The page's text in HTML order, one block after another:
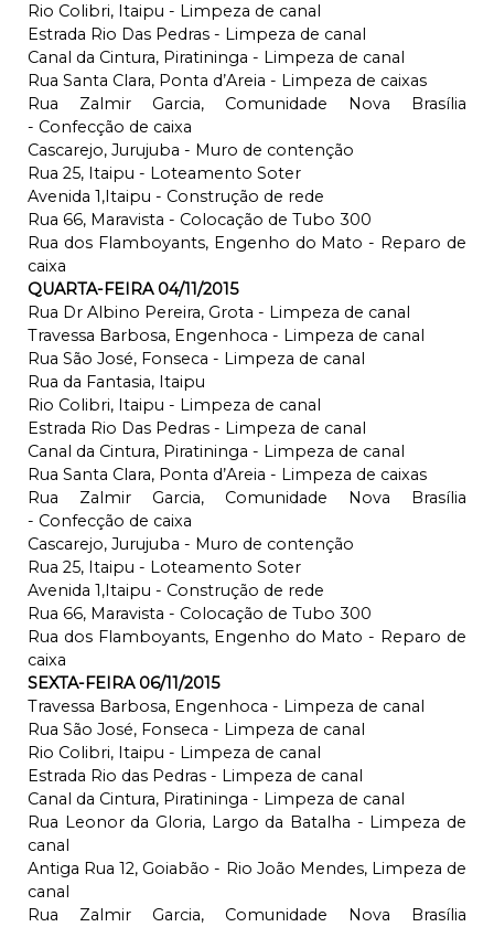
Rio Colibri, Itaipu - Limpeza de canal
Estrada Rio Das Pedras - Limpeza de canal
Canal da Cintura, Piratininga - Limpeza de canal
Rua Santa Clara, Ponta d’Areia - Limpeza de caixas
Rua Zalmir Garcia, Comunidade Nova Brasília
- Confecção de caixa
Cascarejo, Jurujuba - Muro de contenção
Rua 25, Itaipu - Loteamento Soter
Avenida 1,Itaipu - Construção de rede
Rua 66, Maravista - Colocação de Tubo 300
Rua dos Flamboyants, Engenho do Mato - Reparo de
caixa
QUARTA-FEIRA 04/11/2015
Rua Dr Albino Pereira, Grota - Limpeza de canal
Travessa Barbosa, Engenhoca - Limpeza de canal
Rua São José, Fonseca - Limpeza de canal
Rua da Fantasia, Itaipu
Rio Colibri, Itaipu - Limpeza de canal
Estrada Rio Das Pedras - Limpeza de canal
Canal da Cintura, Piratininga - Limpeza de canal
Rua Santa Clara, Ponta d’Areia - Limpeza de caixas
Rua Zalmir Garcia, Comunidade Nova Brasília
- Confecção de caixa
Cascarejo, Jurujuba - Muro de contenção
Rua 25, Itaipu - Loteamento Soter
Avenida 1,Itaipu - Construção de rede
Rua 66, Maravista - Colocação de Tubo 300
Rua dos Flamboyants, Engenho do Mato - Reparo de
caixa
SEXTA-FEIRA 06/11/2015
Travessa Barbosa, Engenhoca - Limpeza de canal
Rua São José, Fonseca - Limpeza de canal
Rio Colibri, Itaipu - Limpeza de canal
Estrada Rio das Pedras - Limpeza de canal
Canal da Cintura, Piratininga - Limpeza de canal
Rua Leonor da Gloria, Largo da Batalha - Limpeza de
canal
Antiga Rua 12, Goiabão - Rio João Mendes, Limpeza de
canal
Rua Zalmir Garcia, Comunidade Nova Brasília